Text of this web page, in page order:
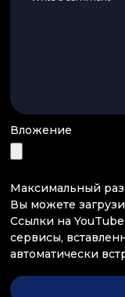
Вложение
Максимальный
Вы можете
Ссылки на
сервисы,
автоматически